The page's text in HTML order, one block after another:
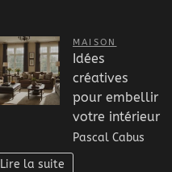
MAISON
Idées
créatives
pour embellir
votre intérieur
Pascal Cabus
Lire la suite